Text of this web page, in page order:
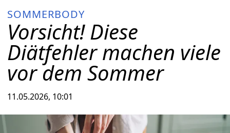
SOMMERBODY
Vorsicht! Diese
Diätfehler machen viele
vor dem Sommer
11.05.2026, 10:01